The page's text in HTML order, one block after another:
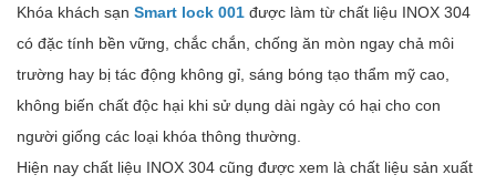
Khóa khách sạn Smart lock 001 được làm từ chất liệu INOX 304
có đặc tính bền vững, chắc chắn, chống ăn mòn ngay chả môi
trường hay bị tác động không gỉ, sáng bóng tạo thẩm mỹ cao,
không biến chất độc hại khi sử dụng dài ngày có hại cho con
người giống các loại khóa thông thường.
Hiện nay chất liệu INOX 304 cũng được xem là chất liệu sản xuất